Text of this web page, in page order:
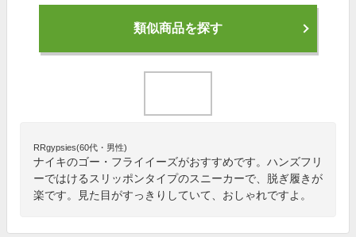
類似商品を探す
RRgypsies(60代・男性)
ナイキのゴー・フライイーズがおすすめです。ハンズフリ
ーではけるスリッポンタイプのスニーカーで、脱ぎ履きが
楽です。見た目がすっきりしていて、おしゃれですよ。